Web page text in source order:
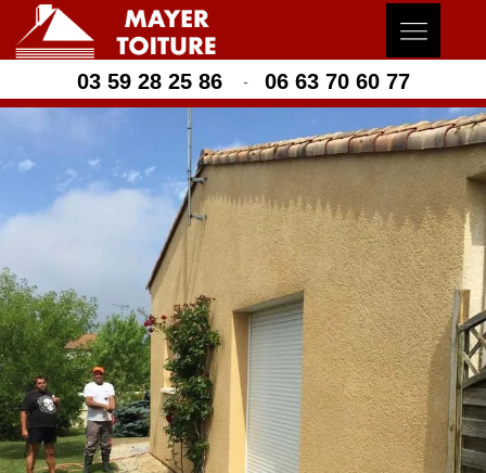
03 59 28 25 86 - 06 63 70 60 77